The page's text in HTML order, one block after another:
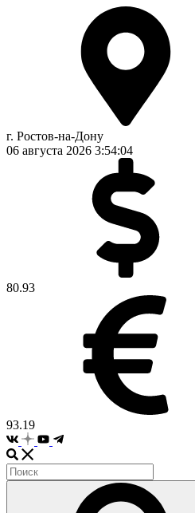
г. Ростов-на-Дону
06 августа 2026 3:54:05
80.93
93.19